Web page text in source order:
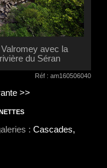
avec la
du Séran
Réf : am160506040
>>
: Cascades,